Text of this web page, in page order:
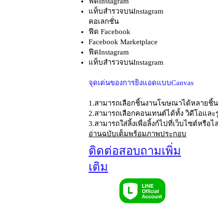
แท็บสำรวจบนInstagram
คอเลกชั่น
ฟีด Facebook
Facebook Marketplace
ฟีดInstagram
แท็บสำรวจบนInstagram
จุดเด่นของการยิงแอดแบบCanvas
1.สามารถเลือกชิ้นงานโฆษณาได้หลายชิ้
2.สามารถเลือกคอนเทนต์ได้ทั้ง วิดีโอแล
3.สามารถใส่ลิ้งเพื่อลิ้งก์ไปที่เว็บไซต์หรือไ
อ่านฉบับเต็มพร้อมภาพประกอบ
ติดต่อสอบถามเพิ่ม
เติม